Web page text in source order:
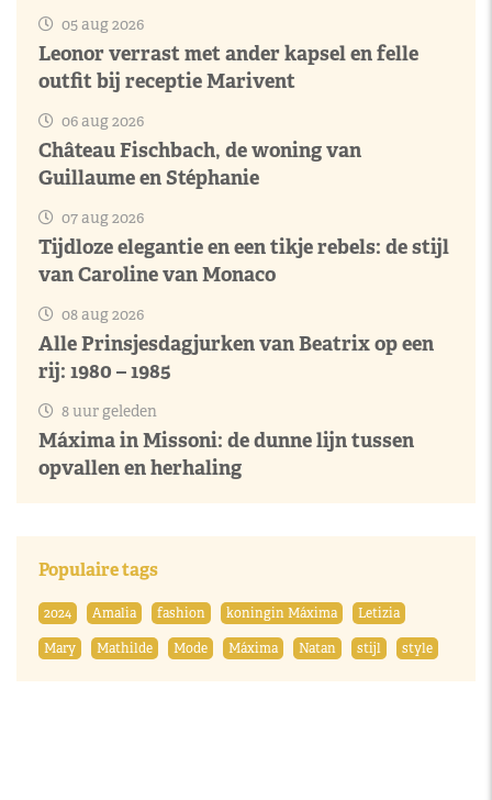
05 aug 2026
Leonor verrast met ander kapsel en felle
outfit bij receptie Marivent
06 aug 2026
Château Fischbach, de woning van
Guillaume en Stéphanie
07 aug 2026
Tijdloze elegantie en een tikje rebels: de stijl
van Caroline van Monaco
08 aug 2026
Alle Prinsjesdagjurken van Beatrix op een
rij: 1980 – 1985
8 uur geleden
Máxima in Missoni: de dunne lijn tussen
opvallen en herhaling
Populaire tags
2024 Amalia fashion koningin Máxima
Letizia
Mary
Mathilde Mode Máxima Natan stijl style